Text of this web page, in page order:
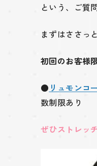
という、ご質
まずはささっ
初回のお客様
● リュモンコ
数制限あり
ぜひストレッ